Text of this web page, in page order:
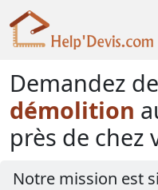
Demandez
démolition
près de chez
Notre mission est